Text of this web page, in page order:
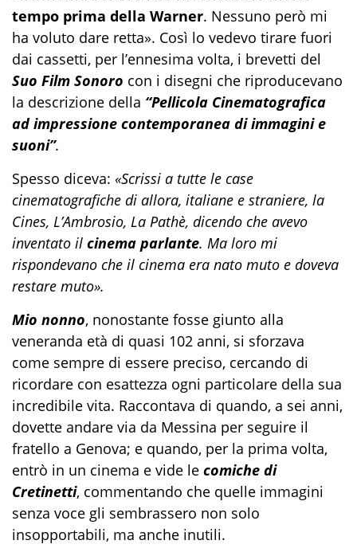
tempo prima della Warner. Nessuno però mi
ha voluto dare retta». Così lo vedevo tirare fuori
dai cassetti, per l’ennesima volta, i brevetti del
Suo Film Sonoro con i disegni che riproducevano
la descrizione della “Pellicola Cinematografica
ad impressione contemporanea di immagini e
suoni”.
Spesso diceva: «Scrissi a tutte le case
cinematografiche di allora, italiane e straniere, la
Cines, L’Ambrosio, La Pathè, dicendo che avevo
inventato il cinema parlante. Ma loro mi
rispondevano che il cinema era nato muto e doveva
restare muto».
Mio nonno, nonostante fosse giunto alla
veneranda età di quasi 102 anni, si sforzava
come sempre di essere preciso, cercando di
ricordare con esattezza ogni particolare della sua
incredibile vita. Raccontava di quando, a sei anni,
dovette andare via da Messina per seguire il
fratello a Genova; e quando, per la prima volta,
entrò in un cinema e vide le comiche di
Cretinetti, commentando che quelle immagini
senza voce gli sembrassero non solo
insopportabili, ma anche inutili.